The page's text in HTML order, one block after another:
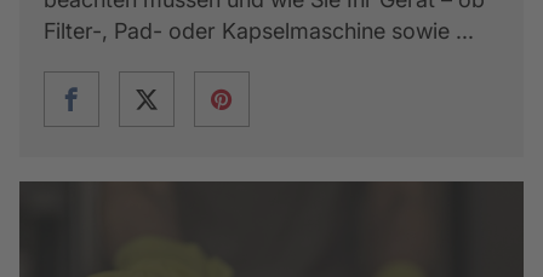
Filter-, Pad- oder Kapselmaschine sowie ...